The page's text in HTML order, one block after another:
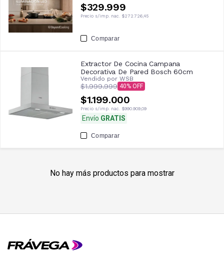
$329.999
Precio s/imp. nac. $272.726,45
Comparar
Extractor De Cocina Campana
Decorativa De Pared Bosch 60cm
Vendido por WSB
$1.999.999 40
$1.199.000
Precio s/imp. nac. $990.909,09
Envío GRATIS
Comparar
No hay más productos para mostrar